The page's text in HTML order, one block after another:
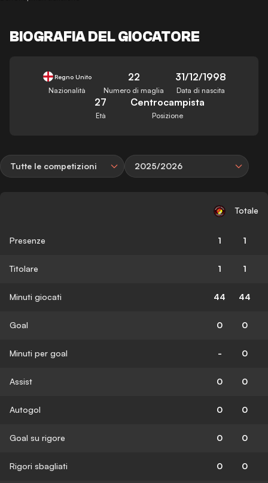
BIOGRAFIA DEL GIOCATORE
Regno Unito
Nazionalità
22
Numero di maglia
31/12/1998
Data di nascita
27
Età
Centrocampista
Posizione
Tutte le competizioni 2025/2026
Totale
Presenze 1 1
Titolare 1 1
Minuti giocati 44 44
Goal 0 0
Minuti per goal - 0
Assist 0 0
Autogol 0 0
Goal su rigore 0 0
Rigori sbagliati 0 0